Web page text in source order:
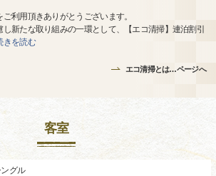
利用頂きありがとうございます。
新たな取り組みの一環として、【エコ清掃】連泊割引
きを読む
エコ清掃とは…ページへ
客室
グル